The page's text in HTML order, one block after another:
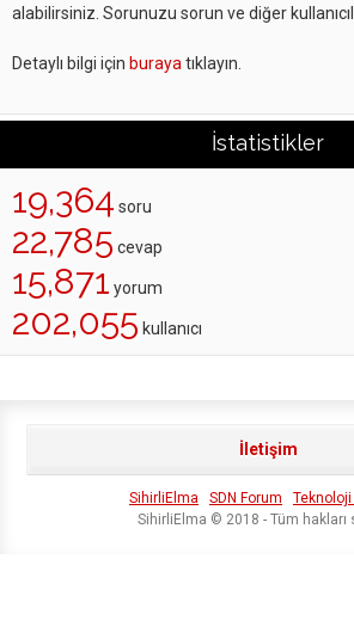
alabilirsiniz. Sorunuzu sorun ve diğer
Detaylı bilgi için buraya tıklayın.
İstatistikler
19,364 soru
22,785 cevap
15,871 yorum
202,055 kullanıcı
İletişim
SihirliElma SDN Forum
SihirliElma © 2018 - Tüm hakları